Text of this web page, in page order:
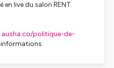
en live du salon RENT.
ausha.co/politique-de-